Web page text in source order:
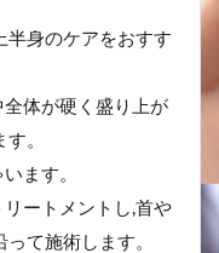
半身のケアをおすす
体が硬く盛り上が
。
ます。
ートメントし,首や
て施術します。